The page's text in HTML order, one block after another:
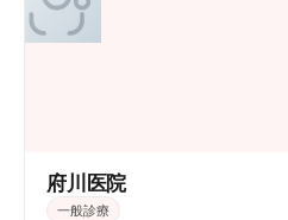
府川医院
一般診療